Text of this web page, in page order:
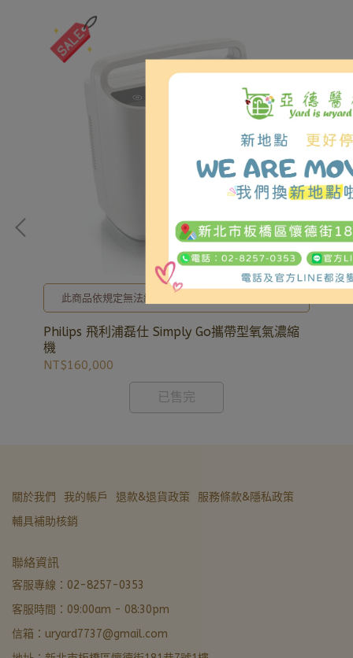
此商品依規定無法網路直接販售! 全新公司貨、現貨
充足，歡迎洽詢02-8257-0353或加入亞德官方LINE
ID: @uryard，謝謝。
Philips 飛利浦磊仕 Simply Go攜帶型氧氣濃縮
機
NT$160,000
已售完
關於我們 我的帳戶 退款&退貨政策
服務條款&隱私政策
輔具補助核銷
聯絡資訊
客服專線：02-8257-0353
客服時間：09:00am - 08:30pm
信箱：uryard7737@gmail.com